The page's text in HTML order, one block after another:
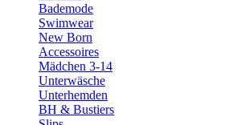
Bademode
Swimwear
New Born
Accessoires
Mädchen 3-14
Unterwäsche
Unterhemden
BH & Bustiers